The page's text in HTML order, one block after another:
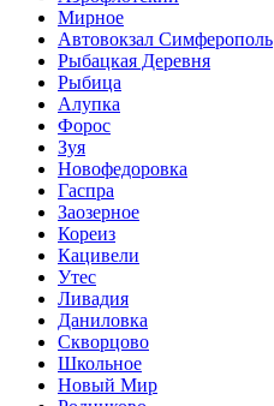
Мирное
Автовокзал Симферополь
Рыбацкая Деревня
Рыбица
Алупка
Форос
Зуя
Новофедоровка
Гаспра
Заозерное
Кореиз
Кацивели
Утес
Ливадия
Даниловка
Скворцово
Школьное
Новый Мир